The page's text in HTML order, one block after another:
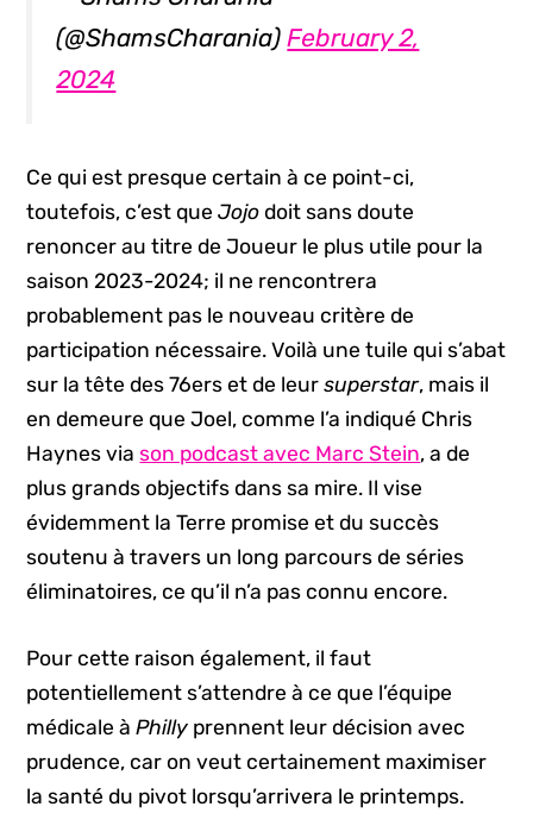
(@ShamsCharania)February 2,
2024
Ce qui est presque certain à ce point-ci,
toutefois, c’est queJojo doit sans doute
renoncer au titre de Joueur le plus utile pour la
saison 2023-2024; il ne rencontrera
probablement pas le nouveau critère de
participation nécessaire. Voilà une tuile qui s’abat
sur la tête des 76ers et de leursuperstar, mais il
en demeure que Joel, comme l’a indiqué Chris
Haynes viason podcast avec Marc Stein, a de
plus grands objectifs dans sa mire. Il vise
évidemment la Terre promise et du succès
soutenu à travers un long parcours de séries
éliminatoires, ce qu’il n’a pas connu encore.
Pour cette raison également, il faut
potentiellement s’attendre à ce que l’équipe
médicale àPhilly prennent leur décision avec
prudence, car on veut certainement maximiser
la santé du pivot lorsqu’arrivera le printemps.